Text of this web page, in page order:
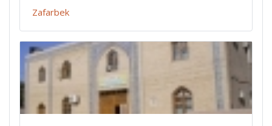
Zafarbek